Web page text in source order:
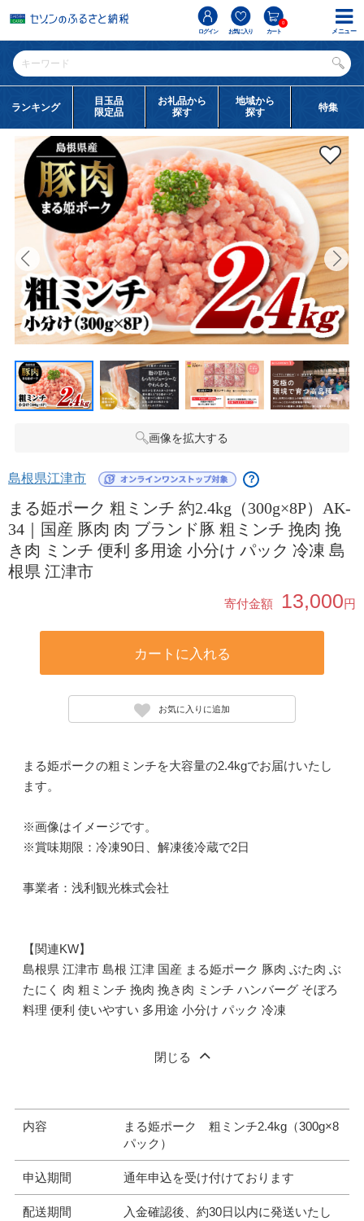
ログイン お気に入り カート
0
ランキング
目玉品
限定品
お礼品から
探す
地域から
探す
特集
画像を拡大する
島根県江津市 ？
まる姫ポーク 粗ミンチ 約2.4kg（300g×8P）AK-
34｜国産 豚肉 肉 ブランド豚 粗ミンチ 挽肉 挽
き肉 ミンチ 便利 多用途 小分け パック 冷凍 島
根県 江津市
寄付金額 13,000円
カートに入れる
お気に入りに追加
まる姫ポークの粗ミンチを大容量の2.4kgでお届けいたし
ます。
※画像はイメージです。
※賞味期限：冷凍90日、解凍後冷蔵で2日
事業者：浅利観光株式会社
【関連KW】
島根県 江津市 島根 江津 国産 まる姫ポーク 豚肉 ぶた肉 ぶ
たにく 肉 粗ミンチ 挽肉 挽き肉 ミンチ ハンバーグ そぼろ
料理 便利 使いやすい 多用途 小分け パック 冷凍
閉じる
内容
まる姫ポーク 粗ミンチ2.4kg（300g×8
パック）
申込期間 通年申込を受け付けております
配送期間
入金確認後、約30日以内に発送いたし
メニュー